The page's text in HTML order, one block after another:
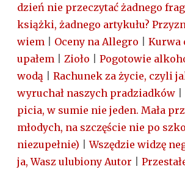
dzień nie przeczytać żadnego
książki, żadnego artykułu?
wiem
Oceny na Allegro
Kurwa
upałem
Zioło
Pogotowie
wodą
Rachunek za życie, czyli
wyruchał naszych pradziadków
picia, w sumie nie jeden. Mała
młodych, na szczęście nie po
niezupełnie) |Wszędzie widzę
ja, Wasz ulubiony Autor